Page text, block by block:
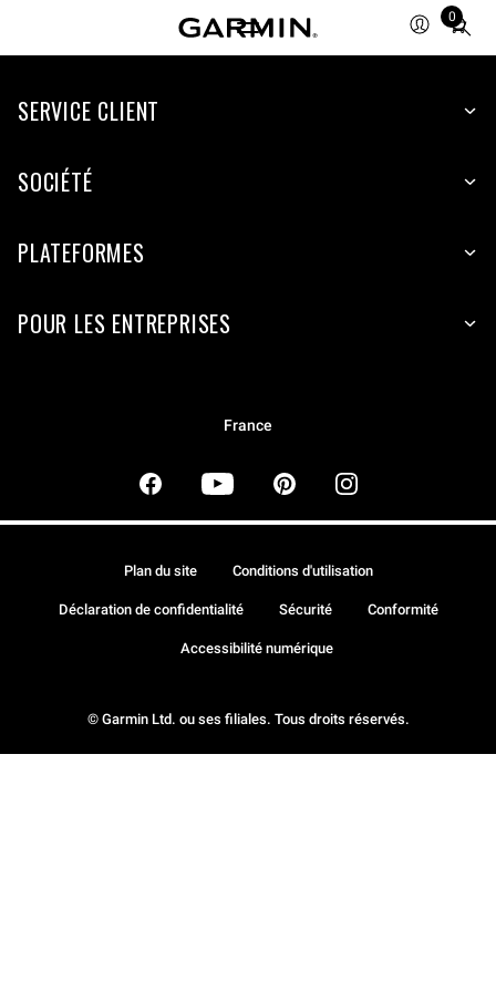
0
Total
items
cart:
SERVICE CLIENT
SOCIÉTÉ
PLATEFORMES
POUR LES ENTREPRISES
France
© Garmin Ltd. ou ses filiales. Tous droits réservés.
Plan du site Conditions d'utilisation
Déclaration de confidentialité Sécurité Conformité
Accessibilité numérique